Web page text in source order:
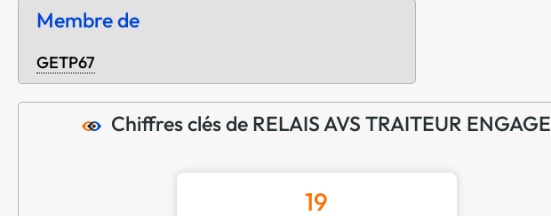
Membre de
GETP67
Chiffres clés de RELAIS AVS TRAITEUR ENGAGE
19